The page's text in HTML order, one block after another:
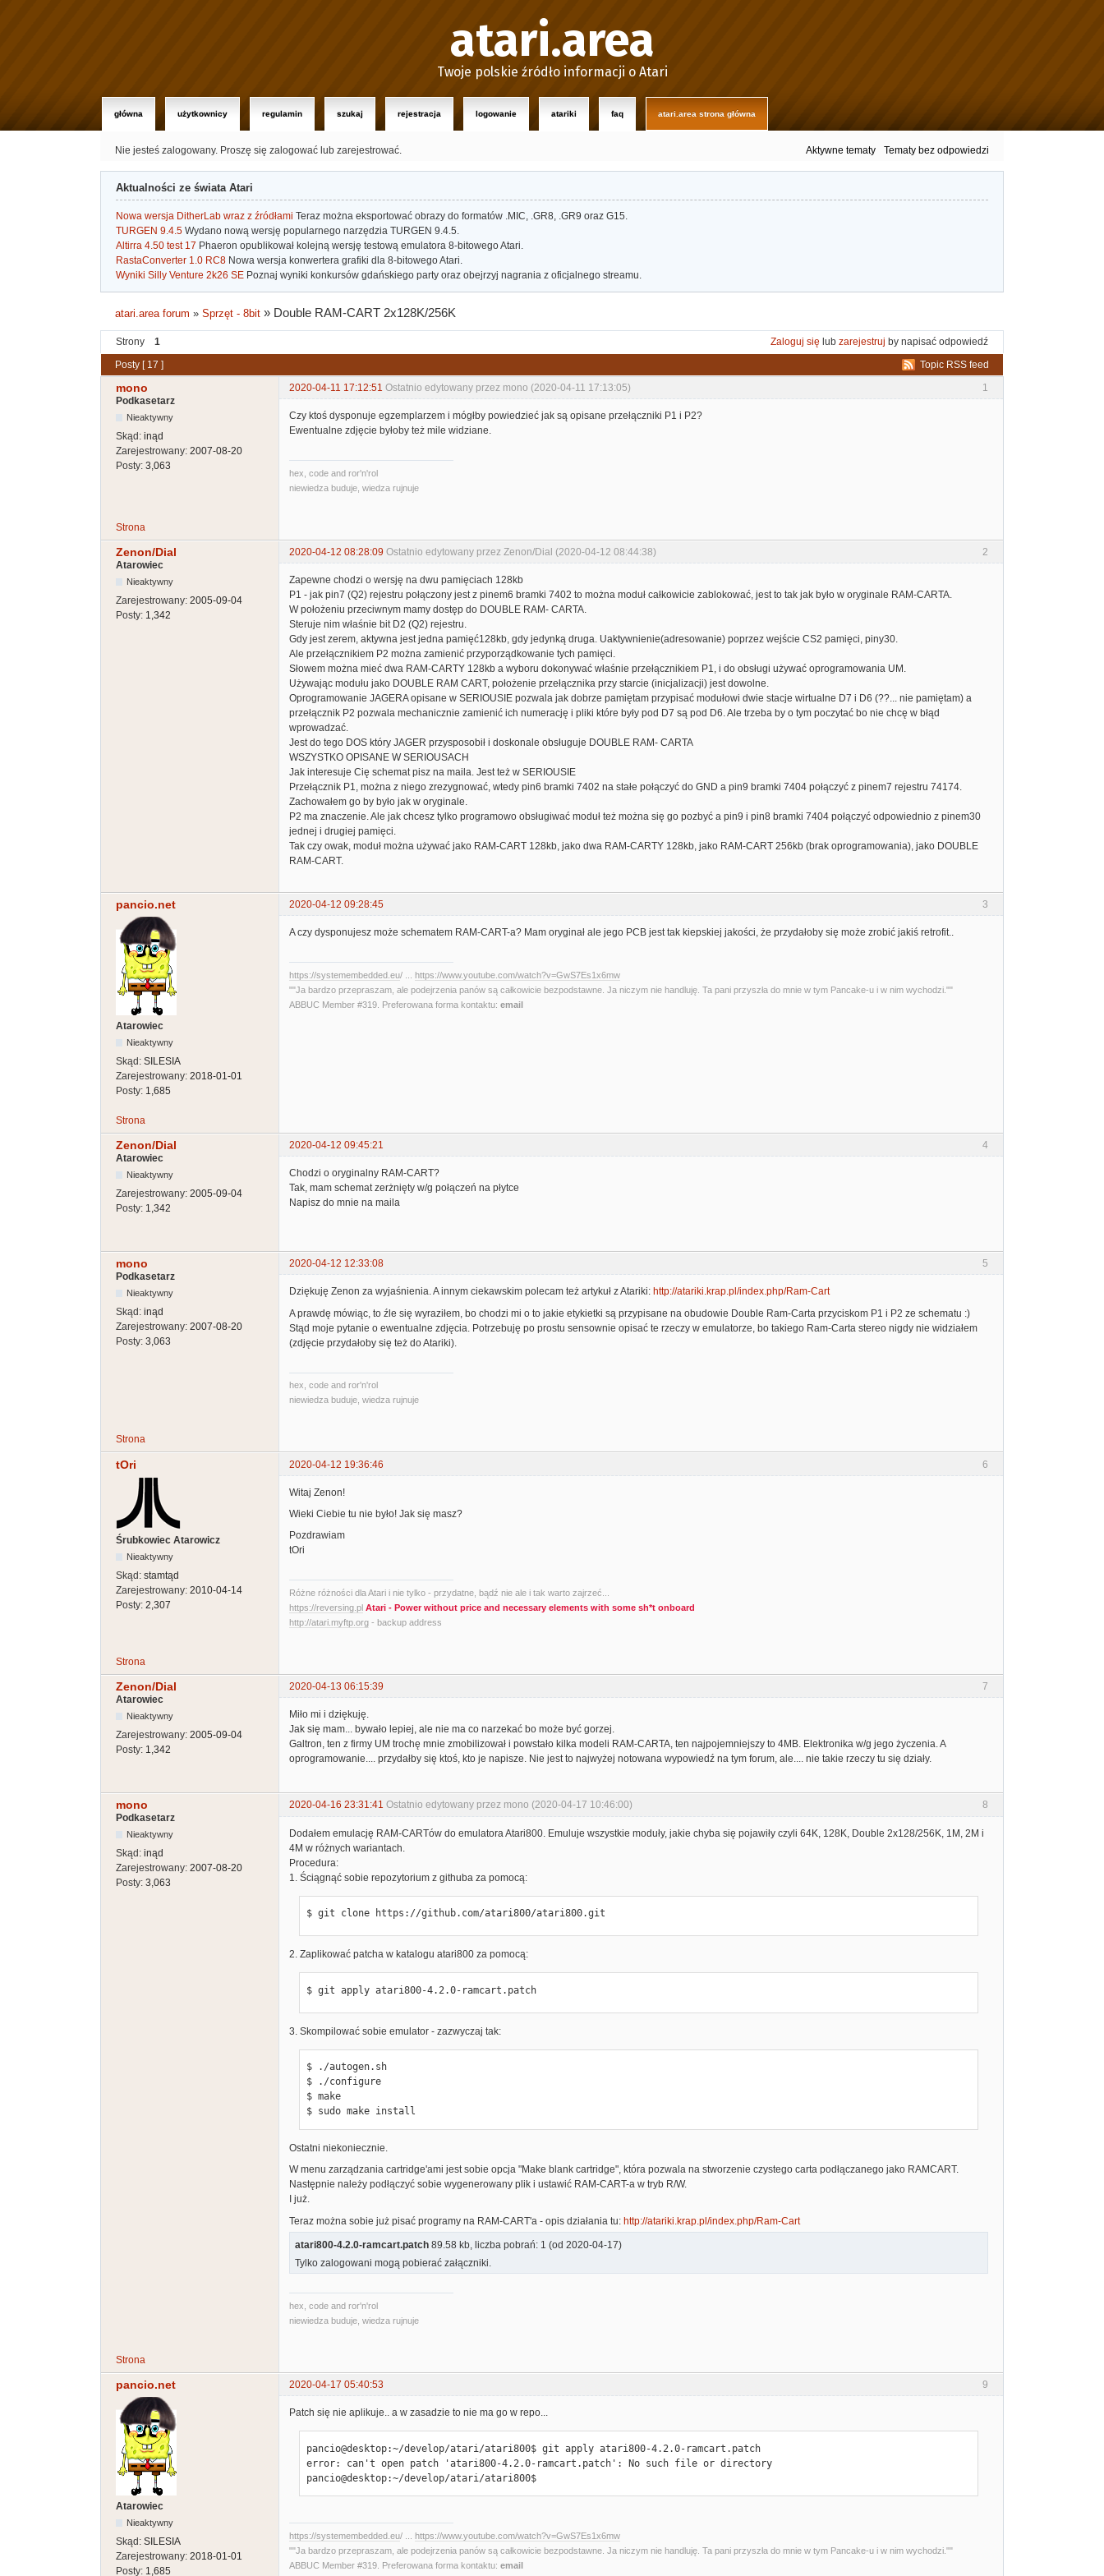
atari.area
Twoje polskie źródło informacji o Atari
główna użytkownicy regulamin szukaj rejestracja logowanie atariki faq atari.area strona główna
Nie jesteś zalogowany. Proszę się zalogować lub zarejestrować. Aktywne tematy Tematy bez odpowiedzi
Aktualności ze świata Atari
Nowa wersja DitherLab wraz z źródłami Teraz można eksportować obrazy do formatów .MIC, .GR8, .GR9 oraz G15.
TURGEN 9.4.5 Wydano nową wersję popularnego narzędzia TURGEN 9.4.5.
Altirra 4.50 test 17 Phaeron opublikował kolejną wersję testową emulatora 8-bitowego Atari.
RastaConverter 1.0 RC8 Nowa wersja konwertera grafiki dla 8-bitowego Atari.
Wyniki Silly Venture 2k26 SE Poznaj wyniki konkursów gdańskiego party oraz obejrzyj nagrania z oficjalnego streamu.
atari.area forum »Sprzęt - 8bit » Double RAM-CART 2x128K/256K
Strony 1 Zaloguj się lub zarejestruj by napisać odpowiedź
Topic RSS feed
Posty [ 17 ]
1
mono 2020-04-11 17:12:51 Ostatnio edytowany przez mono (2020-04-11 17:13:05)
Podkasetarz
Nieaktywny
Skąd: inąd
Zarejestrowany: 2007-08-20
Posty: 3,063
Czy ktoś dysponuje egzemplarzem i mógłby powiedzieć jak są opisane przełączniki P1 i P2?
Ewentualne zdjęcie byłoby też mile widziane.
hex, code and ror'n'rol
niewiedza buduje, wiedza rujnuje
Strona
2
Zenon/Dial 2020-04-12 08:28:09 Ostatnio edytowany przez Zenon/Dial (2020-04-12 08:44:38)
Atarowiec
Nieaktywny
Zarejestrowany: 2005-09-04
Posty: 1,342
Zapewne chodzi o wersję na dwu pamięciach 128kb
P1 - jak pin7 (Q2) rejestru połączony jest z pinem6 bramki 7402 to można moduł całkowicie zablokować, jest to tak jak było w oryginale RAM-CARTA.
W położeniu przeciwnym mamy dostęp do DOUBLE RAM- CARTA.
Steruje nim właśnie bit D2 (Q2) rejestru.
Gdy jest zerem, aktywna jest jedna pamięć128kb, gdy jedynką druga. Uaktywnienie(adresowanie) poprzez wejście CS2 pamięci, piny30.
Ale przełącznikiem P2 można zamienić przyporządkowanie tych pamięci.
Słowem można mieć dwa RAM-CARTY 128kb a wyboru dokonywać właśnie przełącznikiem P1, i do obsługi używać oprogramowania UM.
Używając modułu jako DOUBLE RAM CART, położenie przełącznika przy starcie (inicjalizacji) jest dowolne.
Oprogramowanie JAGERA opisane w SERIOUSIE pozwala jak dobrze pamiętam przypisać modułowi dwie stacje wirtualne D7 i D6 (??... nie pamiętam) a
przełącznik P2 pozwala mechanicznie zamienić ich numerację i pliki które były pod D7 są pod D6. Ale trzeba by o tym poczytać bo nie chcę w błąd
wprowadzać.
Jest do tego DOS który JAGER przysposobił i doskonale obsługuje DOUBLE RAM- CARTA
WSZYSTKO OPISANE W SERIOUSACH
Jak interesuje Cię schemat pisz na maila. Jest też w SERIOUSIE
Przełącznik P1, można z niego zrezygnować, wtedy pin6 bramki 7402 na stałe połączyć do GND a pin9 bramki 7404 połączyć z pinem7 rejestru 74174.
Zachowałem go by było jak w oryginale.
P2 ma znaczenie. Ale jak chcesz tylko programowo obsługiwać moduł też można się go pozbyć a pin9 i pin8 bramki 7404 połączyć odpowiednio z pinem30
jednej i drugiej pamięci.
Tak czy owak, moduł można używać jako RAM-CART 128kb, jako dwa RAM-CARTY 128kb, jako RAM-CART 256kb (brak oprogramowania), jako DOUBLE
RAM-CART.
3
pancio.net 2020-04-12 09:28:45
Atarowiec
Nieaktywny
Skąd: SILESIA
Zarejestrowany: 2018-01-01
Posty: 1,685
A czy dysponujesz może schematem RAM-CART-a? Mam oryginał ale jego PCB jest tak kiepskiej jakości, że przydałoby się może zrobić jakiś retrofit..
https://systemembedded.eu/ ... https://www.youtube.com/watch?v=GwS7Es1x6mw
""Ja bardzo przepraszam, ale podejrzenia panów są całkowicie bezpodstawne. Ja niczym nie handluję. Ta pani przyszła do mnie w tym Pancake-u i w nim wychodzi.""
ABBUC Member #319. Preferowana forma kontaktu: email
Strona
4
Zenon/Dial
2020-04-12 09:45:21
Atarowiec
Nieaktywny
Zarejestrowany: 2005-09-04
Posty: 1,342
Chodzi o oryginalny RAM-CART?
Tak, mam schemat zerżnięty w/g połączeń na płytce
Napisz do mnie na maila
5
mono
2020-04-12 12:33:08
Podkasetarz
Nieaktywny
Skąd: inąd
Zarejestrowany: 2007-08-20
Posty: 3,063
Dziękuję Zenon za wyjaśnienia. A innym ciekawskim polecam też artykuł z Atariki: http://atariki.krap.pl/index.php/Ram-Cart
A prawdę mówiąc, to źle się wyraziłem, bo chodzi mi o to jakie etykietki są przypisane na obudowie Double Ram-Carta przyciskom P1 i P2 ze schematu :)
Stąd moje pytanie o ewentualne zdjęcia. Potrzebuję po prostu sensownie opisać te rzeczy w emulatorze, bo takiego Ram-Carta stereo nigdy nie widziałem
(zdjęcie przydałoby się też do Atariki).
hex, code and ror'n'rol
niewiedza buduje, wiedza rujnuje
Strona
6
tOri 2020-04-12 19:36:46
Śrubkowiec Atarowicz
Nieaktywny
Skąd: stamtąd
Zarejestrowany: 2010-04-14
Posty: 2,307
Witaj Zenon!
Wieki Ciebie tu nie było! Jak się masz?
Pozdrawiam
tOri
Różne różności dla Atari i nie tylko - przydatne, bądź nie ale i tak warto zajrzeć...
https://reversing.pl Atari - Power without price and necessary elements with some sh*t onboard
http://atari.myftp.org - backup address
Strona
7
Zenon/Dial
2020-04-13 06:15:39
Atarowiec
Nieaktywny
Zarejestrowany: 2005-09-04
Posty: 1,342
Miło mi i dziękuję.
Jak się mam... bywało lepiej, ale nie ma co narzekać bo może być gorzej.
Galtron, ten z firmy UM trochę mnie zmobilizował i powstało kilka modeli RAM-CARTA, ten najpojemniejszy to 4MB. Elektronika w/g jego życzenia. A
oprogramowanie.... przydałby się ktoś, kto je napisze. Nie jest to najwyżej notowana wypowiedź na tym forum, ale.... nie takie rzeczy tu się działy.
8
mono 2020-04-16 23:31:41 Ostatnio edytowany przez mono (2020-04-17 10:46:00)
Podkasetarz
Nieaktywny
Skąd: inąd
Zarejestrowany: 2007-08-20
Posty: 3,063
Dodałem emulację RAM-CARTów do emulatora Atari800. Emuluje wszystkie moduły, jakie chyba się pojawiły czyli 64K, 128K, Double 2x128/256K, 1M, 2M i
4M w różnych wariantach.
Procedura:
1. Ściągnąć sobie repozytorium z githuba za pomocą:
$ git clone https://github.com/atari800/atari800.git
2. Zaplikować patcha w katalogu atari800 za pomocą:
$ git apply atari800-4.2.0-ramcart.patch
3. Skompilować sobie emulator - zazwyczaj tak:
$ ./autogen.sh
$ ./configure
$ make
$ sudo make install
Ostatni niekoniecznie.
W menu zarządzania cartridge'ami jest sobie opcja "Make blank cartridge", która pozwala na stworzenie czystego carta podłączanego jako RAMCART.
Następnie należy podłączyć sobie wygenerowany plik i ustawić RAM-CART-a w tryb R/W.
I już.
Teraz można sobie już pisać programy na RAM-CART'a - opis działania tu: http://atariki.krap.pl/index.php/Ram-Cart
atari800-4.2.0-ramcart.patch 89.58 kb, liczba pobrań: 1 (od 2020-04-17)
Tylko zalogowani mogą pobierać załączniki.
hex, code and ror'n'rol
niewiedza buduje, wiedza rujnuje
Strona
9
pancio.net 2020-04-17 05:40:53
Atarowiec
Nieaktywny
Skąd: SILESIA
Zarejestrowany: 2018-01-01
Posty: 1,685
Patch się nie aplikuje.. a w zasadzie to nie ma go w repo...
pancio@desktop:~/develop/atari/atari800$ git apply atari800-4.2.0-ramcart.patch
error: can't open patch 'atari800-4.2.0-ramcart.patch': No such file or directory
pancio@desktop:~/develop/atari/atari800$
https://systemembedded.eu/ ... https://www.youtube.com/watch?v=GwS7Es1x6mw
""Ja bardzo przepraszam, ale podejrzenia panów są całkowicie bezpodstawne. Ja niczym nie handluję. Ta pani przyszła do mnie w tym Pancake-u i w nim wychodzi.""
ABBUC Member #319. Preferowana forma kontaktu: email